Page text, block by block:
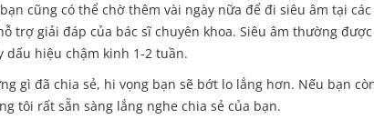
cũng có thể chờ thêm vài ngày nữa để đi siêu âm tại
trợ giải đáp của bác sĩ chuyên khoa. Siêu âm thường
dấu hiệu chậm kinh 1-2 tuần.
gì đã chia sẻ, hi vọng bạn sẽ bớt lo lắng hơn. Nếu bạn
tôi rất sẵn sàng lắng nghe chia sẻ của bạn.